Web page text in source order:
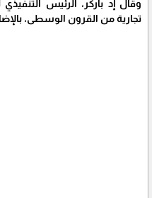
تجارية من القرون الوسطى،